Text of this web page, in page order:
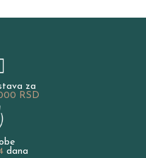
za
RSD
dana